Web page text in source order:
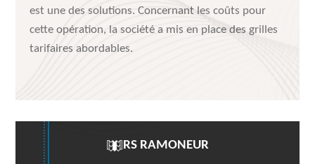
est une des solutions. Concernant les coûts pour
cette opération, la société a mis en place des grilles
tarifaires abordables.
RS RAMONEUR